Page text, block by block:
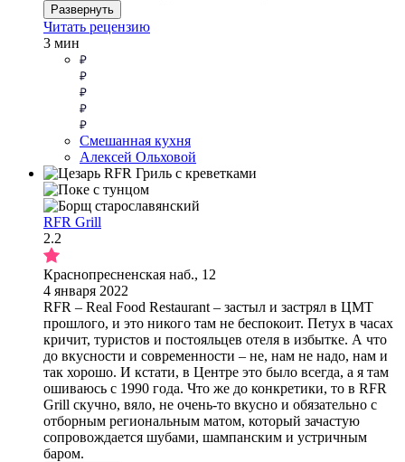
Развернуть
Читать рецензию
3 мин
Смешанная кухня
Алексей Ольховой
RFR Grill
2.2
Краснопресненская наб., 12
4 января 2022
RFR – Real Food Restaurant – застыл и застрял в ЦМТ
прошлого, и это никого там не беспокоит. Петух в часах
кричит, туристов и постояльцев отеля в избытке. А что
до вкусности и современности – не, нам не надо, нам и
так хорошо. И кстати, в Центре это было всегда, а я там
ошиваюсь с 1990 года. Что же до конкретики, то в RFR
Grill скучно, вяло, не очень-то вкусно и обязательно с
отборным региональным матом, который зачастую
сопровождается шубами, шампанским и устричным
баром.